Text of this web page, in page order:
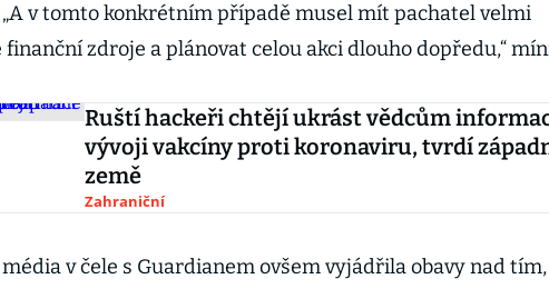
„A v tomto konkrétním případě musel mít pachatel velmi
finanční zdroje a plánovat celou akci dlouho dopředu,“
Ruští hackeři chtějí ukrást vědcům
vývoji vakcíny proti koronaviru, tvrdí
země
Zahraniční
v čele s Guardianem ovšem vyjádřila obavy nad